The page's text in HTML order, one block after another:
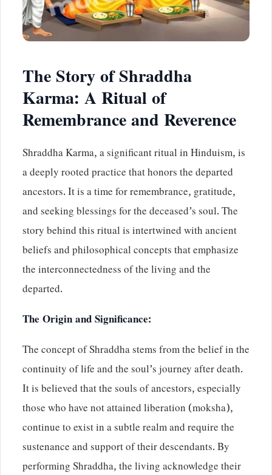
The Story of Shraddha
Karma: A Ritual of
Remembrance and Reverence
Shraddha Karma, a significant ritual in Hinduism, is
a deeply rooted practice that honors the departed
ancestors. It is a time for remembrance, gratitude,
and seeking blessings for the deceased’s soul. The
story behind this ritual is intertwined with ancient
beliefs and philosophical concepts that emphasize
the interconnectedness of the living and the
departed.
The Origin and Significance:
The concept of Shraddha stems from the belief in the
continuity of life and the soul’s journey after death.
It is believed that the souls of ancestors, especially
those who have not attained liberation (moksha),
continue to exist in a subtle realm and require the
sustenance and support of their descendants. By
performing Shraddha, the living acknowledge their